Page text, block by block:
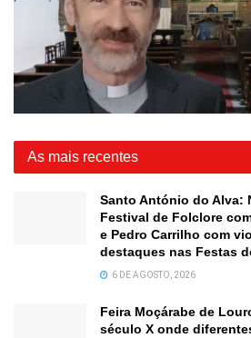
As mais recentes
Santo António do Alva:
Festival de Folclore
e Pedro Carrilho com
destaques nas Festas
6 DE AGOSTO, 2026
Feira Moçárabe de
século X onde